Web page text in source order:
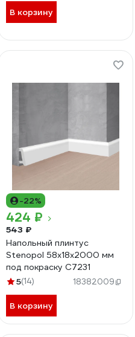
В корзину
-22%
424 ₽
543 ₽
Напольный плинтус
Stenopol 58х18х2000 мм
под покраску C7231
5(14) 18382009
В корзину